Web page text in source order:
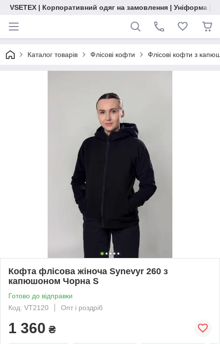
VSETEX | Корпоративний одяг на замовлення | Уніформа |
Каталог товарів Флісові кофти Флісові кофти з
Кофта флісова жіноча Synevyr 260 з
капюшоном Чорна S
Готово до відправки
Код: VT2120
Опт і роздріб
1 360 ₴